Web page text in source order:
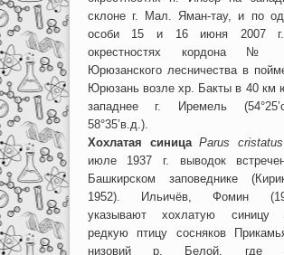
склоне г. Мал. Яман-тау, и по
особи 15 и 16 июня 2007
окрестностях кордона
Юрюзанского лесничества в
Юрюзань возле хр. Бакты в 40 км
западнее г. Иремель
58°35’в.д.).
Хохлатая синица Parus cristatus
июле 1937 г. выводок
Башкирском заповеднике
1952). Ильичёв, Фомин
указывают хохлатую синицу
редкую птицу сосняков
низовий р. Белой, где